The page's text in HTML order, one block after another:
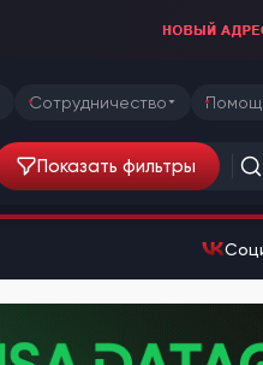
Сотрудничество
Показать фильтры